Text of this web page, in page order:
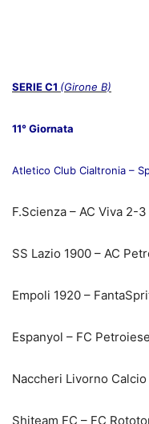
SERIE C1 (Girone B)
11° Giornata
Atletico Club Cialtronia –
F.Scienza – AC Viva 2-3
SS Lazio 1900 – AC
Empoli 1920 –
Espanyol – FC
Naccheri Livorno Calcio
Shiteam FC – FC